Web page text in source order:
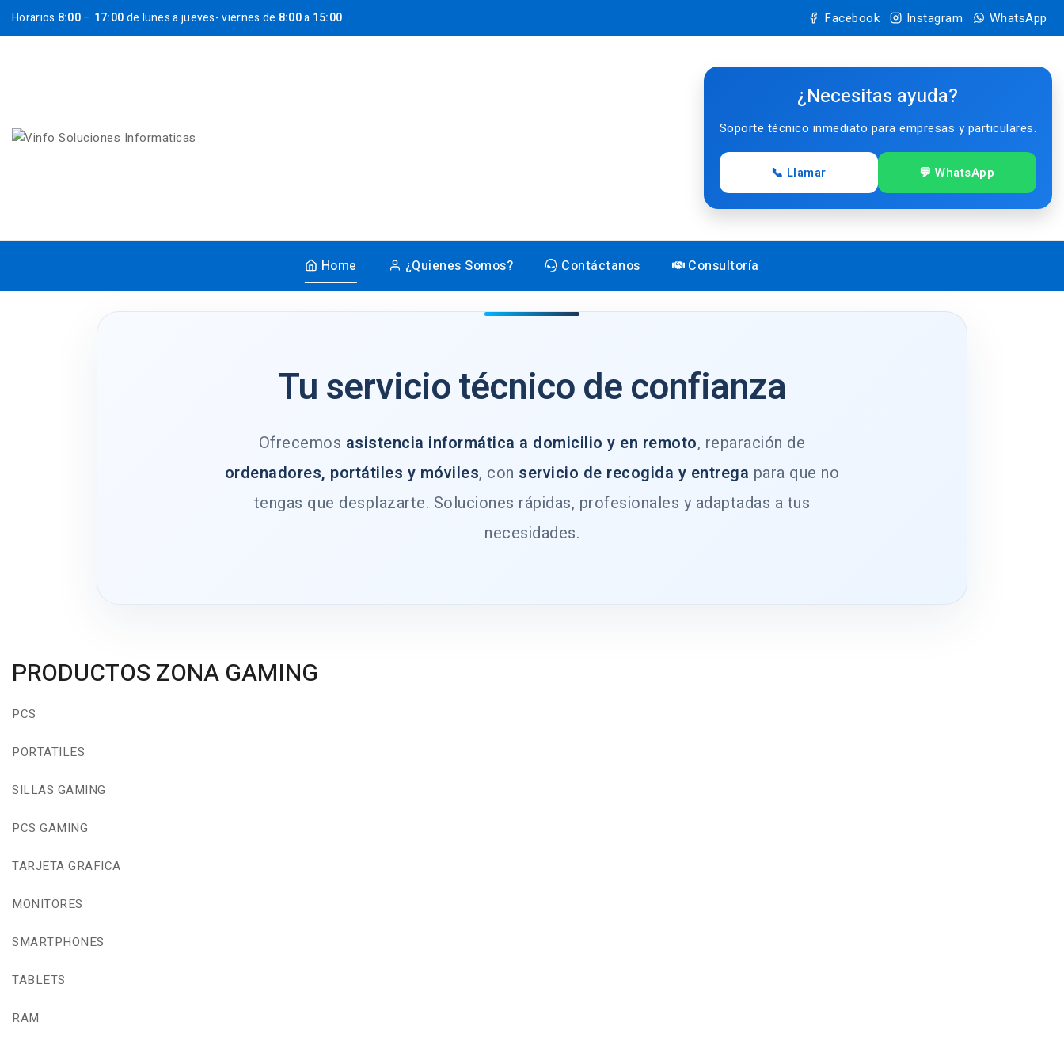
Horarios 8:00– 17:00de lunes a jueves- viernes de 8:00a 15:00 Facebook Instagram WhatsApp
¿Necesitas ayuda?
Soporte técnico inmediato para empresas y particulares.
📞 Llamar 💬 WhatsApp
Home ¿Quienes Somos? Contáctanos Consultoría
Tu servicio técnico de confianza
Ofrecemos asistencia informática a domicilio y en remoto, reparación de
ordenadores, portátiles y móviles, con servicio de recogida y entrega para que no
tengas que desplazarte. Soluciones rápidas, profesionales y adaptadas a tus
necesidades.
PRODUCTOS ZONA GAMING
PCS
PORTATILES
SILLAS GAMING
PCS GAMING
TARJETA GRAFICA
MONITORES
SMARTPHONES
TABLETS
RAM